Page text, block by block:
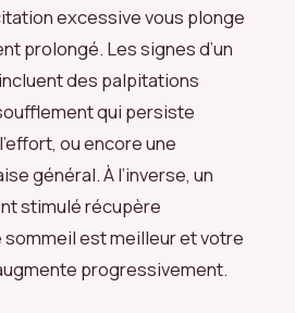
excessive vous plonge
prolongé. Les signes d’un
des palpitations
qui persiste
ou encore une
général. À l’inverse, un
stimulé récupère
est meilleur et votre
progressivement.